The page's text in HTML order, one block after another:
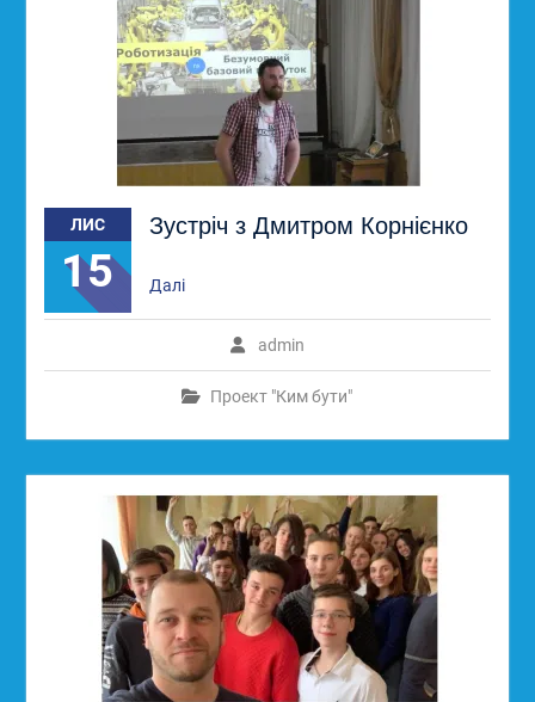
ЛИС
15
Зустріч з Дмитром Корнієнко
admin
Проект "Ким бути"
Далі